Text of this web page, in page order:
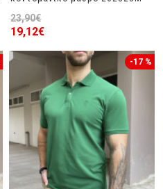
19,12€
23,90€
-17 %